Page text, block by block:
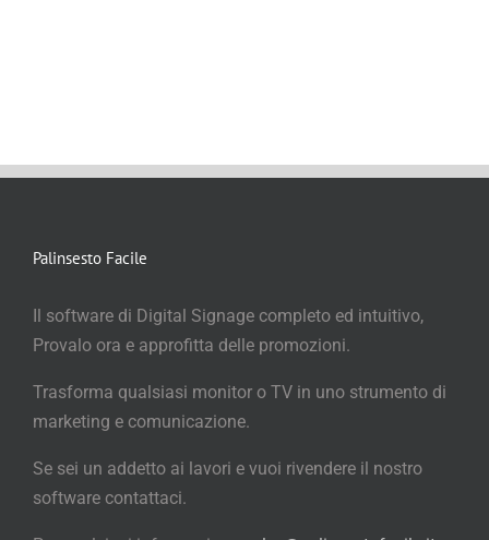
Palinsesto Facile
Il software di Digital Signage completo ed intuitivo,
Provalo ora e approfitta delle promozioni.
Trasforma qualsiasi monitor o TV in uno strumento di
marketing e comunicazione.
Se sei un addetto ai lavori e vuoi rivendere il nostro
software contattaci.